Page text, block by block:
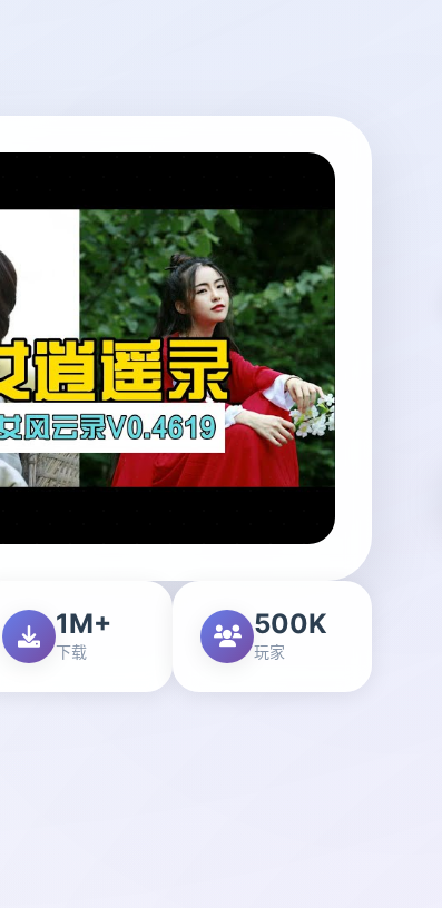
1M+
下载
500K
玩家